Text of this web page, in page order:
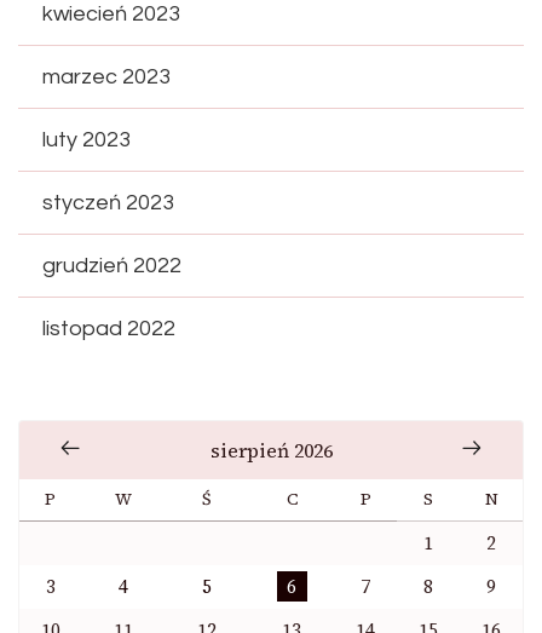
kwiecień 2023
marzec 2023
luty 2023
styczeń 2023
grudzień 2022
listopad 2022
sierpień 2026
P W Ś C P S N
1
2
3
4 5 6 7 8
9